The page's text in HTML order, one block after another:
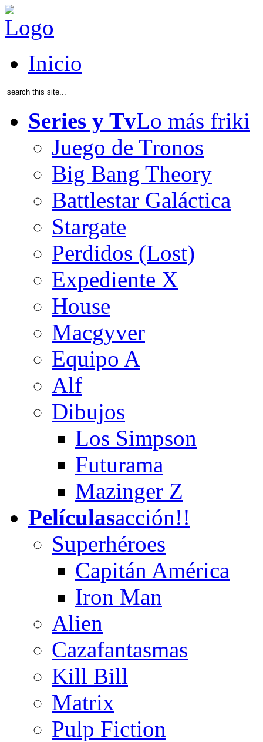
Inicio
Series y TvLo más friki
Juego de Tronos
Big Bang Theory
Battlestar Galáctica
Stargate
Perdidos (Lost)
Expediente X
House
Macgyver
Equipo A
Alf
Dibujos
Los Simpson
Futurama
Mazinger Z
Películasacción!!
Superhéroes
Capitán América
Iron Man
Alien
Cazafantasmas
Kill Bill
Matrix
Pulp Fiction